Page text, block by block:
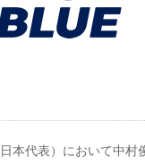
本代表）において中